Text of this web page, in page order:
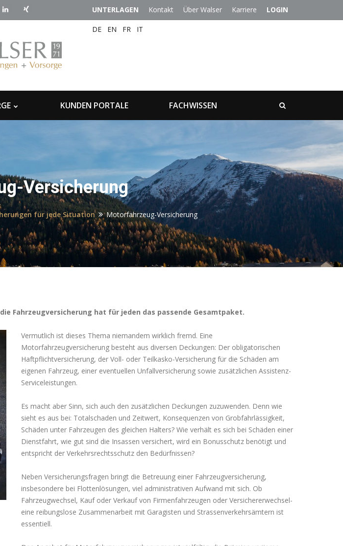
UNTERLAGEN Kontakt Über Walser Karriere LOGIN
DE EN FR IT
KUNDEN PORTALE FACHWISSEN
Versicherung
für jede Situation Motorfahrzeug-Versicherung
Fahrzeugversicherung hat für jeden das passende Gesamtpaket.
Vermutlich ist dieses Thema niemandem wirklich fremd. Eine
Motorfahrzeugversicherung besteht aus diversen Deckungen: Der obligatorischen
Haftpflichtversicherung, der Voll- oder Teilkasko-Versicherung für die Schäden am
eigenen Fahrzeug, einer eventuellen Unfallversicherung sowie zusätzlichen Assistenz-
Serviceleistungen.
Es macht aber Sinn, sich auch den zusätzlichen Deckungen zuzuwenden. Denn wie
sieht es aus bei: Totalschaden und Zeitwert, Konsequenzen von Grobfahrlässigkeit,
Schäden unter Fahrzeugen des gleichen Halters? Wie verhält es sich bei Schäden einer
Dienstfahrt, wie gut sind die Insassen versichert, wird ein Bonusschutz benötigt und
entspricht der Verkehrsrechtsschutz den Bedürfnissen?
Neben Versicherungsfragen bringt die Betreuung einer Fahrzeugversicherung,
insbesondere bei Flottenlösungen, viel administrativen Aufwand mit sich. Ob
Fahrzeugwechsel, Kauf oder Verkauf von Firmenfahrzeugen oder Versichererwechsel-
eine reibungslose Zusammenarbeit mit Garagisten und Strassenverkehrsämtern ist
essentiell.